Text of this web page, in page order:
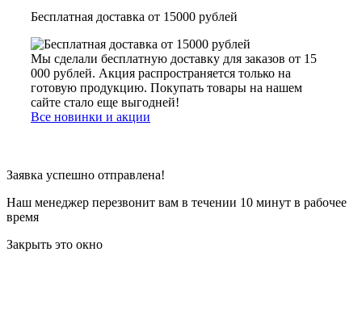
Бесплатная доставка от 15000 рублей
Мы сделали бесплатную доставку для заказов от 15
000 рублей. Акция распространяется только на
готовую продукцию. Покупать товары на нашем
сайте стало еще выгодней!
Все новинки и акции
Заявка успешно отправлена!
Наш менеджер перезвонит вам в течении 10 минут в рабочее
время
Закрыть это окно